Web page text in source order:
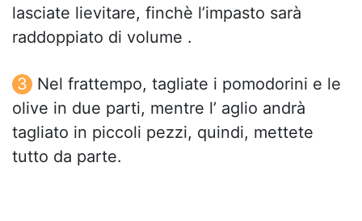
lasciate lievitare, finchè l’impasto sarà
raddoppiato di volume .
Nel frattempo, tagliate i pomodorini e le
olive in due parti, mentre l’ aglio andrà
tagliato in piccoli pezzi, quindi, mettete
tutto da parte.